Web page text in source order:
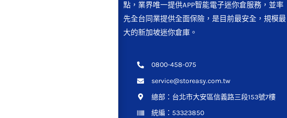
點，業界唯一提供APP智能電子迷你倉服務，並率
先全台同業提供全面保險，是目前最安全，規模最
大的新加坡迷你倉庫。
0800-458-075
service@storeasy.com.tw
總部： 台北市大安區信義路三段153號7樓
統編：53323850